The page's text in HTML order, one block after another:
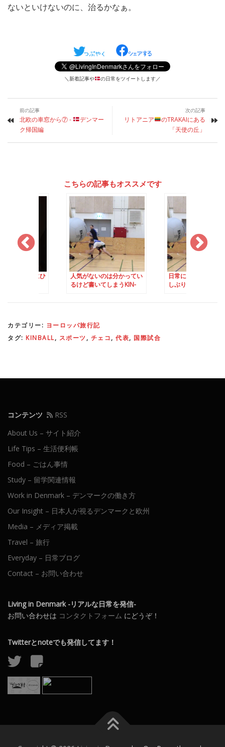
ないといけないのに、治るかなぁ。
＼新着記事や の日常をツイートします／
前の記事
北欧の車窓から⑦ -
デンマー
ク帰国編
次の記事
リトアニア
のTRAKAIにある
「天使の丘」
こちらの記事もオススメです
マークのTVにひ
人気がないのは分かってい
るけど書いてしまうKIN-
日常に戻るデンマー
しぶりのインドア・
カテゴリー: ヨーロッパ旅行記
タグ: KINBALL, スポーツ, チェコ, 代表, 国際試合
コンテンツ
RSS
About Us – サイト紹介
Life Tips – 生活便利帳
Food – ごはん事情
Study – 留学関連情報
Work in Denmark – デンマークの働き方
Our Insight – 日本人が視るデンマークと欧州
Media – メディア掲載
Travel – 旅行
Everyday – 日常ブログ
Contact – お問い合わせ
Living in Denmark -リアルな日常を発信-
お問い合わせは コンタクトフォーム にどうぞ！
Twitterとnoteでも発信してます！